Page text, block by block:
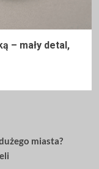
– mały detal,
miasta?